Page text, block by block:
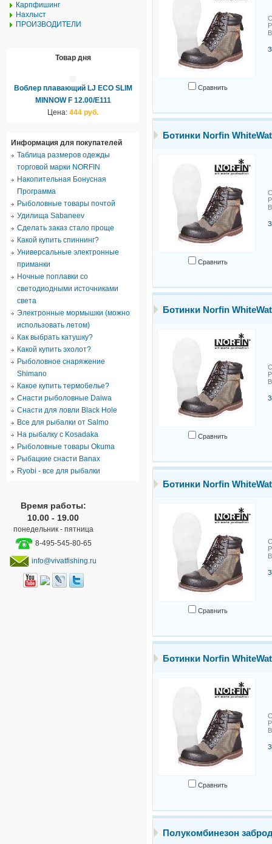
Карпфишинг
Нахлыст
ПРОИЗВОДИТЕЛИ
Товар дня
Воблер плавающий LJ ECO SLIM
MINNOW F 12.00/E111
Цена: 444 руб.
Информация для покупателей
Таблица размеров одежды
торговой марки NORFIN
Накопительная Бонусная
Программа
Рыболовные товары почтой
Удилища Sabaneev
Сделать заказ стало проще
Какой купить спиннинг?
Универсальные электронные
приманки
Ночные поплавки со
светодиодными источниками
света
Электронные мормышки (можно
использовать летом)
Как выбрать катушку?
Какой купить эхолот?
Рыболовное снаряжение
Shimano
Какое купить термобелье?
Снасти рыболовные Daiwa
Снасти для ловли Black Hole
Все для рыбалки от Salmo
На рыбалку с Kosadaka
Рыболовные товары Okuma
Рыбацкие снасти Banax
Ryobi - все для рыбалки
Время работы:
10.00 - 19.00
понедельник - пятница
8-495-545-80-65
info@vivatfishing.ru
Сравнить
Ботинки Norfin
Сравнить
Ботинки Norfin
Сравнить
Ботинки Norfin
Сравнить
Ботинки Norfin
Сравнить
Полукомбинезон